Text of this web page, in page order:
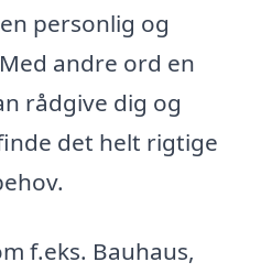
personlig og
andre ord en
rådgive dig og
det helt rigtige
f.eks. Bauhaus,